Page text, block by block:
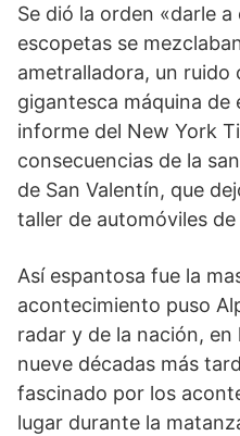
Se dió la orden «darle a
escopetas se
ametralladora, un ruido
gigantesca máquina de
informe del New York
consecuencias de la
de San Valentín, que
taller de automóviles
Así espantosa fue la
acontecimiento puso
radar y de la nación, en
nueve décadas más
fascinado por los
lugar durante la